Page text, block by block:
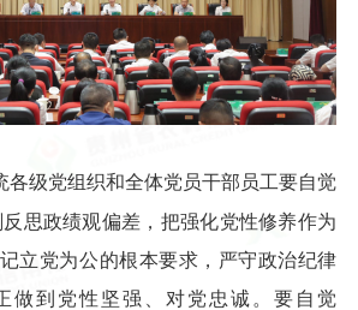
各级党组织和全体党员干部员工要自觉
反思政绩观偏差，把强化党性修养作为
立党为公的根本要求，严守政治纪律
做到党性坚强、对党忠诚。要自觉